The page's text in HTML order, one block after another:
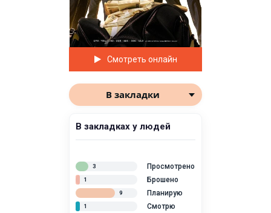
Смотреть онлайн
В закладки
В закладках у людей
Просмотрено
3
Брошено
1
Планирую
9
Смотрю
1